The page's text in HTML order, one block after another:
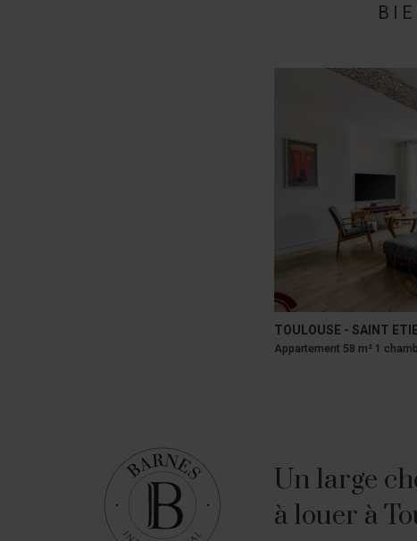
TOULOUSE - SAINT
Appartement 58 m² 1
Un large
à louer à